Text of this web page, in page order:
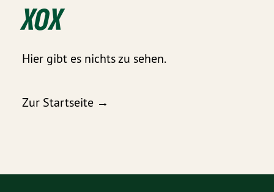
XOX
Hier gibt es nichts zu sehen.
Zur Startseite →